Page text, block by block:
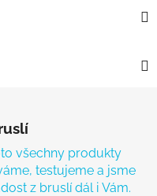
všechny produkty
testujeme a jsme
z bruslí dál i Vám.